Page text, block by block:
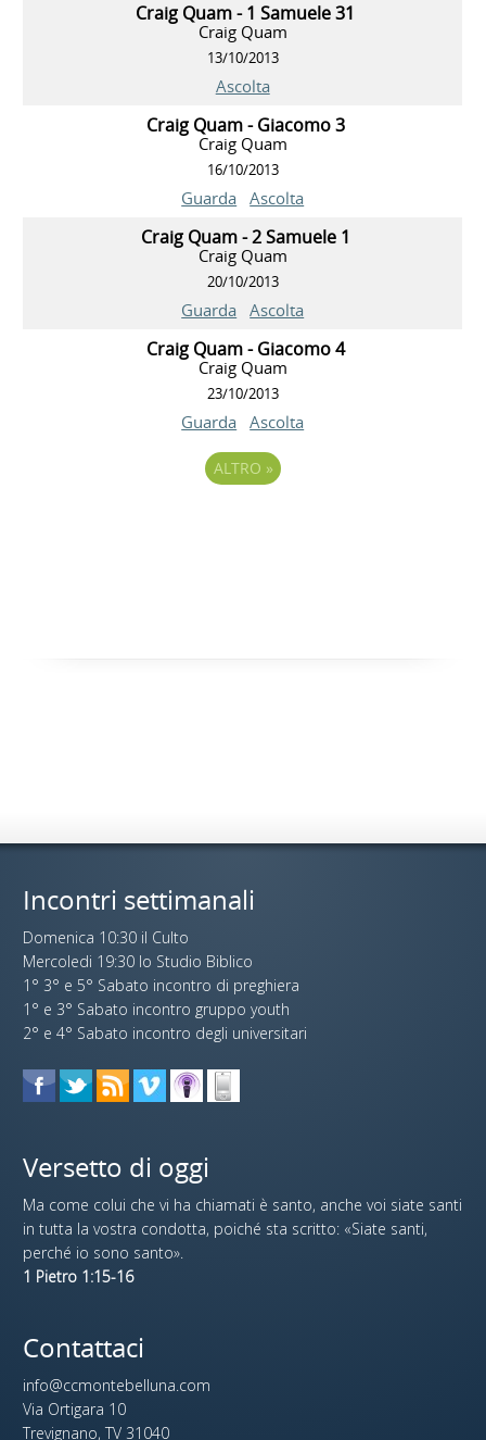
Craig Quam - 1 Samuele 31
Craig Quam
13/10/2013
Ascolta
Craig Quam - Giacomo 3
Craig Quam
16/10/2013
Guarda Ascolta
Craig Quam - 2 Samuele 1
Craig Quam
20/10/2013
Guarda Ascolta
Craig Quam - Giacomo 4
Craig Quam
23/10/2013
Guarda Ascolta
ALTRO »
Incontri settimanali
Domenica 10:30 il Culto
Mercoledi 19:30 lo Studio Biblico
1° 3° e 5° Sabato incontro di preghiera
1° e 3° Sabato incontro gruppo youth
2° e 4° Sabato incontro degli universitari
Versetto di oggi
Ma come colui che vi ha chiamati è santo, anche voi siate santi
in tutta la vostra condotta, poiché sta scritto: «Siate santi,
perché io sono santo».
1 Pietro 1:15-16
Contattaci
info@ccmontebelluna.com
Via Ortigara 10
Trevignano, TV 31040